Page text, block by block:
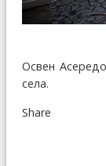
Освен
села.
Share